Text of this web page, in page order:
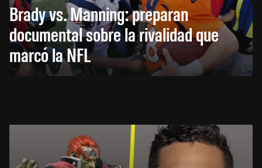
Brady vs. Manning: preparan
documental sobre la rivalidad que
marcó la NFL